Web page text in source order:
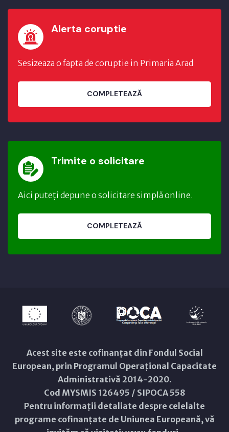
Alerta coruptie
Sesizeaza o fapta de coruptie in Primaria Arad
COMPLETEAZĂ
Trimite o solicitare
Aici puteți depune o solicitare simplă online.
COMPLETEAZĂ
Acest site este cofinanțat din Fondul Social
European, prin Programul Operațional Capacitate
Administrativă 2014-2020.
Cod MYSMIS 126495 / SIPOCA 558
Pentru informații detaliate despre celelalte
programe cofinanțate de Uniunea Europeană, vă